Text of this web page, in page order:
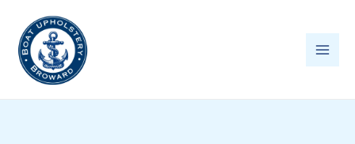
contenido